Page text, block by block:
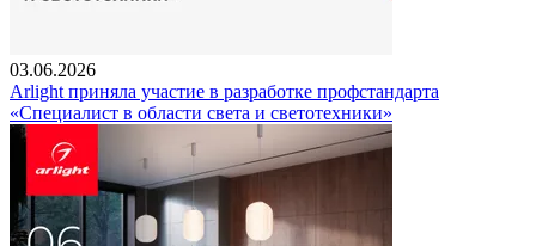
03.06.2026
Arlight приняла участие в разработке профстандарта
«Специалист в области света и светотехники»